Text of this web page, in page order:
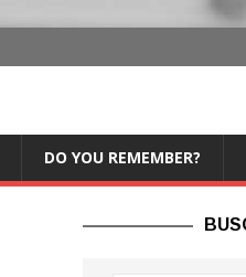
DO YOU REMEMBER?